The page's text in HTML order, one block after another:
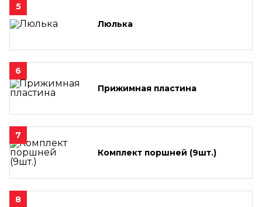
5
Люлька
6
Прижимная пластина
7
Комплект поршней (9шт.)
8